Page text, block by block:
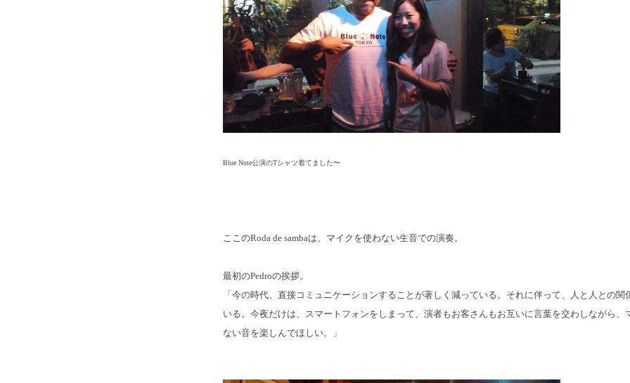
Blue Note公演のTシャツ着てました〜
ここのRoda de sambaは、マイクを使わない生音での演奏。
最初のPedroの挨拶。
「今の時代、直接コミュニケーションすることが著しく減っている。それに伴って、人と人との関
いる。今夜だけは、スマートフォンをしまって、演者もお客さんもお互いに言葉を交わしながら、
ない音を楽しんでほしい。」